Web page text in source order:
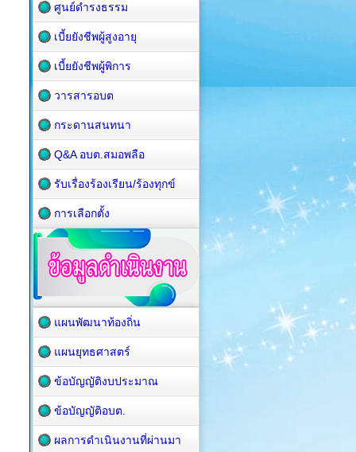
ศูนย์ดำรงธรรม
เบี้ยยังชีพผู้สูงอายุ
เบี้ยยังชีพผู้พิการ
วารสารอบต
กระดานสนทนา
Q&A อบต.สมอพลือ
รับเรื่องร้องเรียน/ร้องทุกข์
การเลือกตั้ง
แผนพัฒนาท้องถิ่น
แผนยุทธศาสตร์
ข้อบัญญัติงบประมาณ
ข้อบัญญัติอบต.
ผลการดำเนินงานที่ผ่านมา